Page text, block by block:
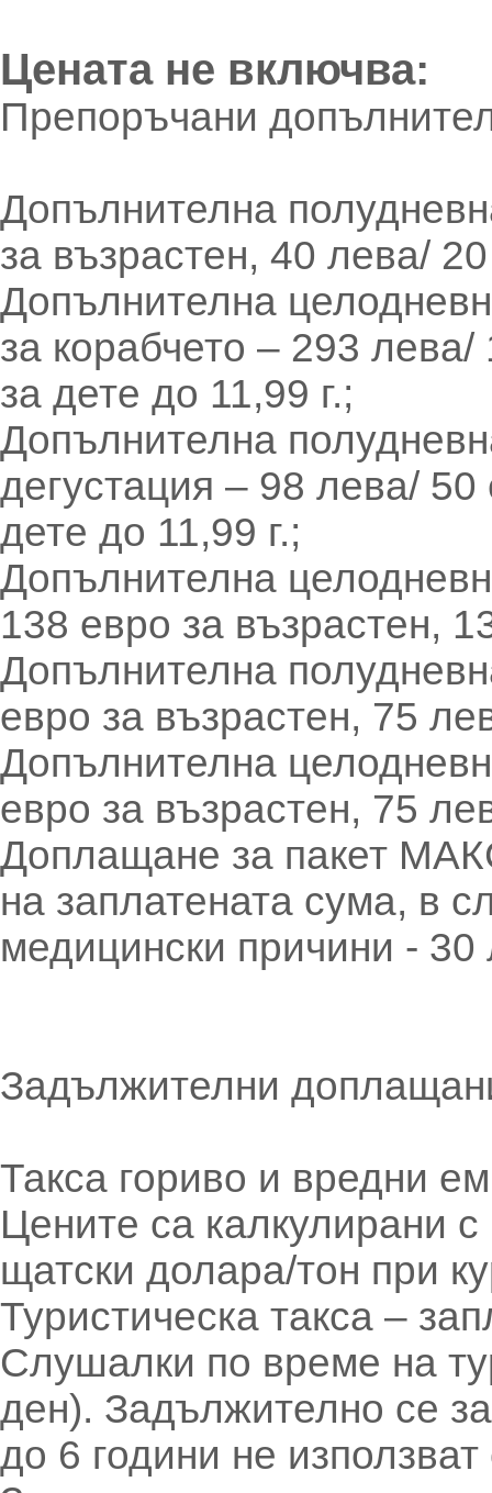
Цената не включва:
Препоръчани
Допълнителна
за възрастен, 40 лева/
Допълнителна
за корабчето – 293
за дете до 11,99 г.;
Допълнителна
дегустация – 98 лева/
дете до 11,99 г.;
Допълнителна
138 евро за възрастен,
Допълнителна
евро за възрастен, 75
Допълнителна
евро за възрастен, 75
Доплащане за пакет
на заплатената сума, в
медицински причини -
Задължителни
Такса гориво и вредни
Цените са калкулирани
щатски долара/тон при
Туристическа такса –
Слушалки по време на
ден). Задължително се
до 6 години не